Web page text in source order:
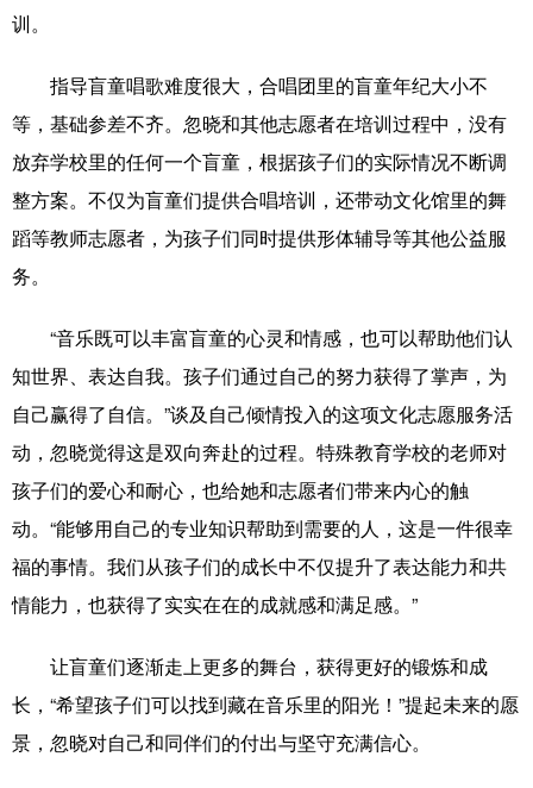
多语种频道
English Español Français عربى
Deutsch Português
训。
指导盲童唱歌难度很大，合唱团里的盲童年纪大小不
等，基础参差不齐。忽晓和其他志愿者在培训过程中，没有
放弃学校里的任何一个盲童，根据孩子们的实际情况不断调
整方案。不仅为盲童们提供合唱培训，还带动文化馆里的舞
蹈等教师志愿者，为孩子们同时提供形体辅导等其他公益服
务。
“音乐既可以丰富盲童的心灵和情感，也可以帮助他们认
知世界、表达自我。孩子们通过自己的努力获得了掌声，为
自己赢得了自信。”谈及自己倾情投入的这项文化志愿服务活
动，忽晓觉得这是双向奔赴的过程。特殊教育学校的老师对
孩子们的爱心和耐心，也给她和志愿者们带来内心的触
动。“能够用自己的专业知识帮助到需要的人，这是一件很幸
福的事情。我们从孩子们的成长中不仅提升了表达能力和共
情能力，也获得了实实在在的成就感和满足感。”
让盲童们逐渐走上更多的舞台，获得更好的锻炼和成
长，“希望孩子们可以找到藏在音乐里的阳光！”提起未来的愿
景，忽晓对自己和同伴们的付出与坚守充满信心。